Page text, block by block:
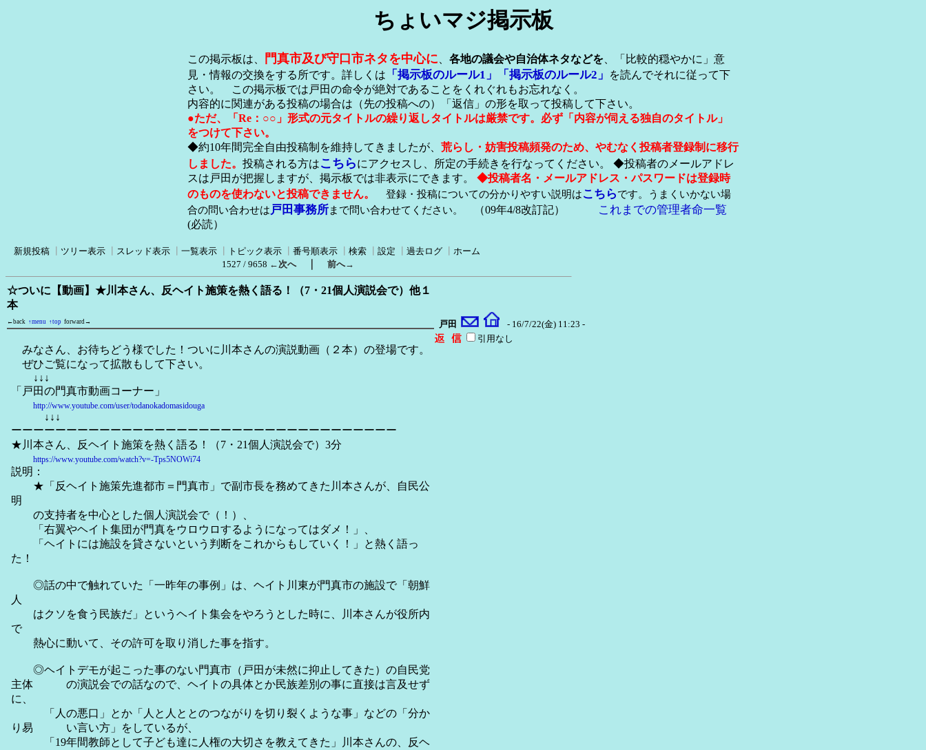
ちょいマジ掲示板
この掲示板は、 門真市及び守口市ネタを中心に、 各地の議会や自治体ネタなどを、「比較的穏やかに」意
見・情報の交換をする所です。詳しくは
「掲示板のルール1」 「掲示板のルール2」
を読んでそれに従って下
さい。 この掲示板では戸田の命令が絶対であることをくれぐれもお忘れなく。
内容的に関連がある投稿の場合は（先の投稿への）「返信」の形を取って投稿して下さい。
●ただ、「Re：○○」形式の元タイトルの繰り返しタイトルは厳禁です。必ず「内容が伺える独自のタイトル」
をつけて下さい。
◆約10年間完全自由投稿制を維持してきましたが、 荒らし・妨害投稿頻発のため、やむなく投稿者登録制に移行
しました。 投稿される方はこちらにアクセスし、所定の手続きを行なってください。 ◆投稿者のメールアドレ
スは戸田が把握しますが、掲示板では非表示にできます。 ◆投稿者名・メールアドレス・パスワードは登録時
のものを使わないと投稿できません。
登録・投稿についての分かりやすい説明はこちらです。うまくいかない場
合の問い合わせは戸田事務所まで問い合わせてください。 （09年4/8改訂記） これまでの管理者命一覧
(必読）
新規投稿 ツリー表示 スレッド表示 一覧表示 トピック表示 番号順表示 検索 設定 過去ログ
ホーム
1527 / 9658 ←次へ｜ 前へ→
☆ついに【動画】★川本さん、反ヘイト施策を熱く語る！（7・21個人演説会で）他１
本
←back ↑menu ↑top forward→ 戸田 - 16/7/22(金) 11:23 -
みなさん、お待ちどう様でした！ついに川本さんの演説動画（２本）の登場です。
ぜひご覧になって拡散もして下さい。
↓↓↓
「戸田の門真市動画コーナー」
http://www.youtube.com/user/todanokadomasidouga
↓↓↓
ーーーーーーーーーーーーーーーーーーーーーーーーーーーーーーーーーーー
★川本さん、反ヘイト施策を熱く語る！（7・21個人演説会で）3分
https://www.youtube.com/watch?v=-Tps5NOWi74
説明：
★「反ヘイト施策先進都市＝門真市」で副市長を務めてきた川本さんが、自民公
明
の支持者を中心とした個人演説会で（！）、
「右翼やヘイト集団が門真をウロウロするようになってはダメ！」、
「ヘイトには施設を貸さないという判断をこれからもしていく！」と熱く語っ
た！
◎話の中で触れていた「一昨年の事例」は、ヘイト川東が門真市の施設で「朝鮮
人
はクソを食う民族だ」というヘイト集会をやろうとした時に、川本さんが役所内
で
熱心に動いて、その許可を取り消した事を指す。
◎ヘイトデモが起こった事のない門真市（戸田が未然に抑止してきた）の自民党
主体 の演説会での話なので、ヘイトの具体とか民族差別の事に直接は言及せず
に、
「人の悪口」とか「人と人ととのつながりを切り裂くような事」などの「分か
り易 い言い方」をしているが、
「19年間教師として子ども達に人権の大切さを教えてきた」川本さんの、反ヘ
引用なし